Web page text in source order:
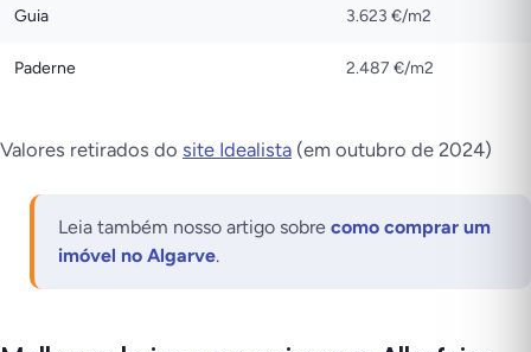
Guia 3.623 €/m2
Paderne 2.487 €/m2
Valores retirados do site Idealista (em outubro de 2024)
Leia também nosso artigo sobre como comprar um
imóvel no Algarve.